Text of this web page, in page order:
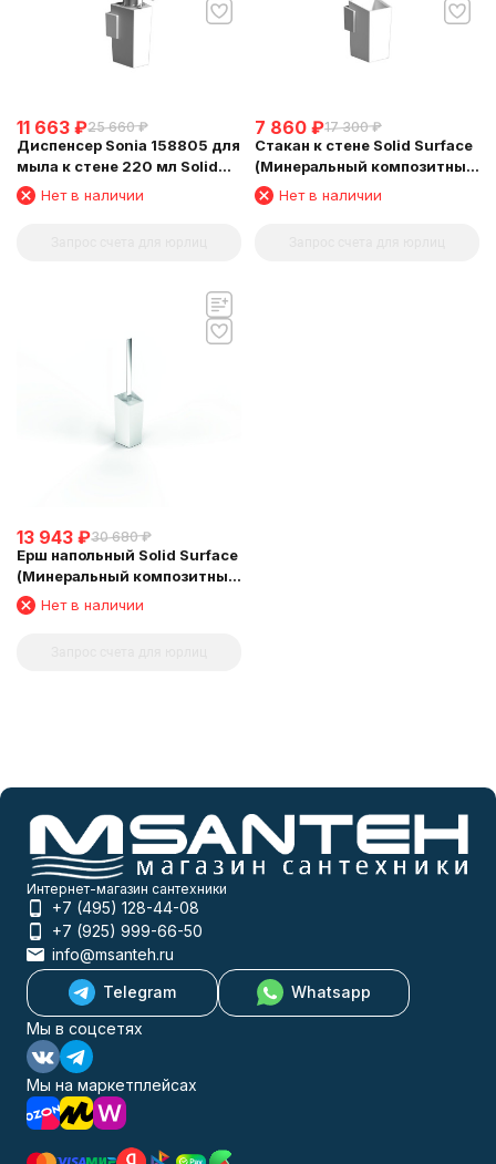
11 663 ₽25 660 ₽
Диспенсер Sonia 158805 для
мыла к стене 220 мл Solid
Surface (Минеральный
композитный материал)
Нет в наличии
7 860 ₽17 300 ₽
Стакан к стене Solid Surface
(Минеральный композитный
материал) Sonia 158812
Нет в наличии
13 943 ₽30 680 ₽
Ерш напольный Solid Surface
(Минеральный композитный
материал) Sonia 154265
Нет в наличии
Интернет-магазин сантехники
+7 (495) 128-44-08
+7 (925) 999-66-50
info@msanteh.ru
Telegram
Whatsapp
Мы в соцсетях
Мы на маркетплейсах